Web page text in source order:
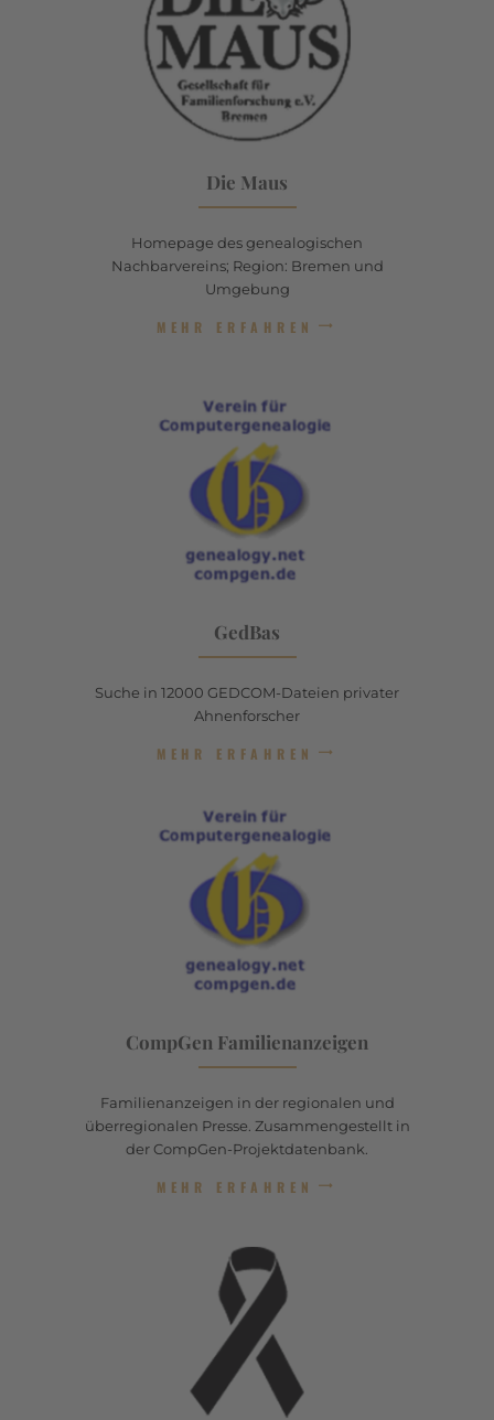
Die Maus
Homepage des genealogischen
Nachbarvereins; Region: Bremen und
Umgebung
MEHR ERFAHREN
GedBas
Suche in 12000 GEDCOM-Dateien privater
Ahnenforscher
MEHR ERFAHREN
CompGen Familienanzeigen
Familienanzeigen in der regionalen und
überregionalen Presse. Zusammengestellt in
der CompGen-Projektdatenbank.
MEHR ERFAHREN